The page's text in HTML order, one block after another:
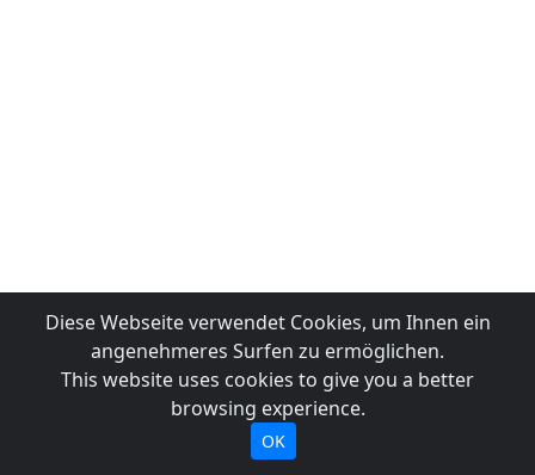
Diese Webseite verwendet Cookies, um Ihnen ein
angenehmeres Surfen zu ermöglichen.
This website uses cookies to give you a better
browsing experience.
OK